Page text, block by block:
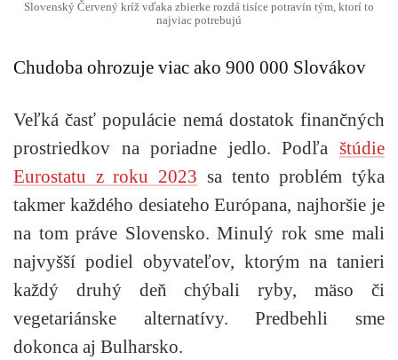
Slovenský Červený kríž vďaka zbierke rozdá tisíce potravín tým, ktorí to
najviac potrebujú
Chudoba ohrozuje viac ako 900 000 Slovákov
Veľká časť populácie nemá dostatok finančných
prostriedkov na poriadne jedlo. Podľa štúdie
Eurostatu z roku 2023 sa tento problém týka
takmer každého desiateho Európana, najhoršie je
na tom práve Slovensko. Minulý rok sme mali
najvyšší podiel obyvateľov, ktorým na tanieri
každý druhý deň chýbali ryby, mäso či
vegetariánske alternatívy. Predbehli sme
dokonca aj Bulharsko.